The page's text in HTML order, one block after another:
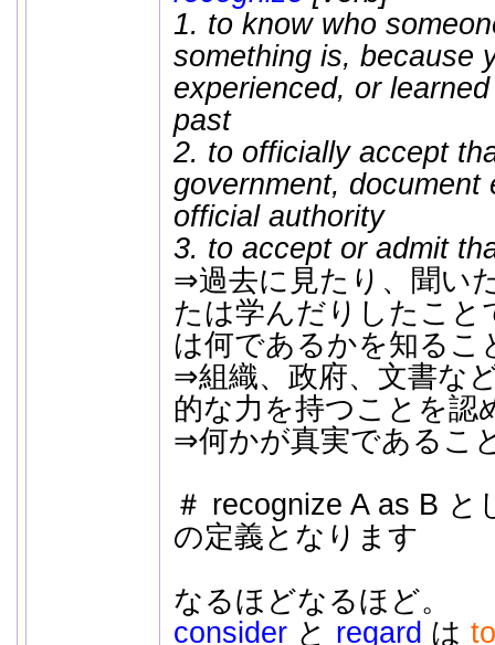
1. to know who
something is, because
experienced, or
past
2. to officially accept
government, document
official authority
3. to accept or admit
⇒過去に見たり、聞い
たは学んだりしたこと
は何であるかを知るこ
⇒組織、政府、文書な
的な力を持つことを認
⇒何かが真実であるこ
＃ recognize A as B と
の定義となります
なるほどなるほど。
considerと regard は